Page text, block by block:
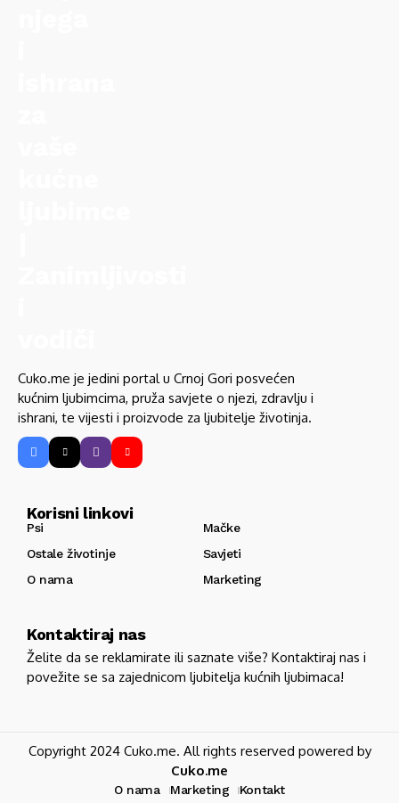
Cuko.me je jedini portal u Crnoj Gori posvećen
kućnim ljubimcima, pruža savjete o njezi, zdravlju i
ishrani, te vijesti i proizvode za ljubitelje životinja.
Korisni linkovi
Psi
Mačke
Ostale životinje
Savjeti
O nama
Marketing
Kontaktiraj nas
Želite da se reklamirate ili saznate više? Kontaktiraj nas i
povežite se sa zajednicom ljubitelja kućnih ljubimaca!
Copyright 2024 Cuko.me. All rights reserved powered by
Cuko.me
O nama Marketing Kontakt